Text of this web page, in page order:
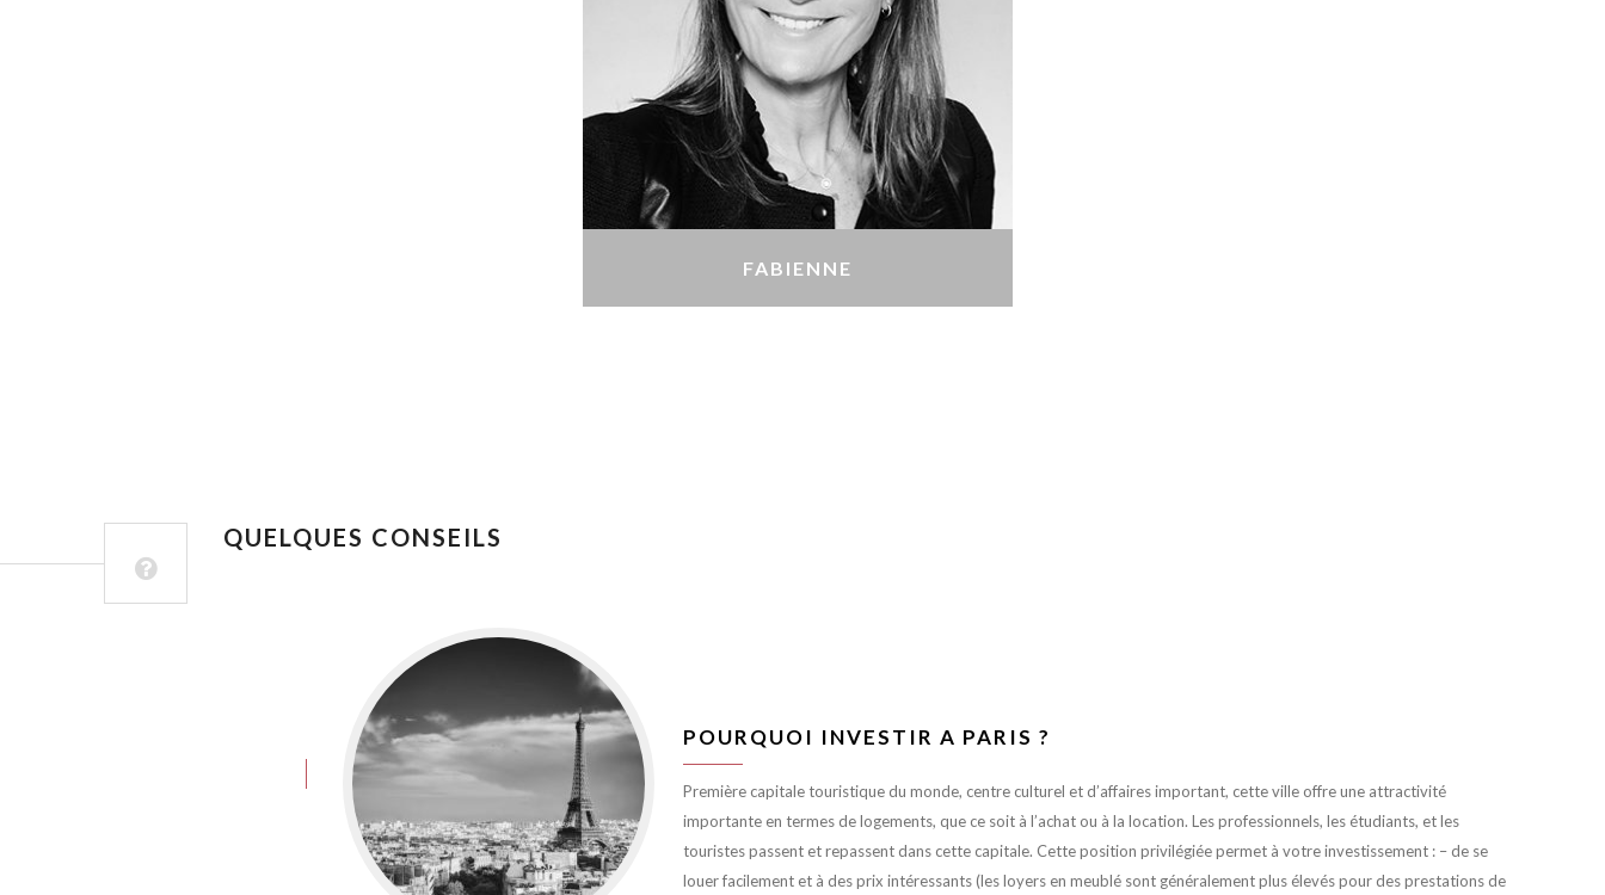
FABIENNE
QUELQUES CONSEILS
POURQUOI INVESTIR A PARIS ?
Première capitale touristique du monde, centre culturel et d’affaires important, cette ville offre une attractivité
importante en termes de logements, que ce soit à l’achat ou à la location. Les professionnels, les étudiants, et les
touristes passent et repassent dans cette capitale. Cette position privilégiée permet à votre investissement : – de se
louer facilement et à des prix intéressants (les loyers en meublé sont généralement plus élevés pour des prestations de